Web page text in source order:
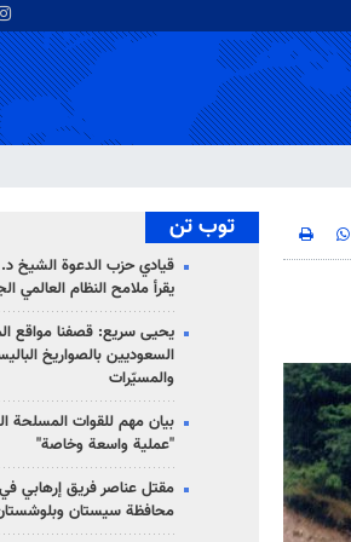
توب تن
قيادي حزب الدعوة الشيخ
يقرأ ملامح النظام العالمي
يحيى سريع: قصفنا مواقع
السعوديين بالصواريخ
والمسيّرات
بيان مهم للقوات المسلحة
"عملية واسعة وخاصة"
مقتل عناصر فريق إرهابي
محافظة سيستان